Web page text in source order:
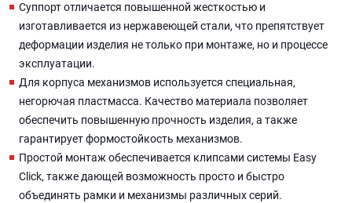
Суппорт отличается повышенной жесткостью и
изготавливается из нержавеющей стали, что препятствует
деформации изделия не только при монтаже, но и процессе
эксплуатации.
Для корпуса механизмов используется специальная,
негорючая пластмасса. Качество материала позволяет
обеспечить повышенную прочность изделия, а также
гарантирует формостойкость механизмов.
Простой монтаж обеспечивается клипсами системы Easy
Click, также дающей возможность просто и быстро
объединять рамки и механизмы различных серий.